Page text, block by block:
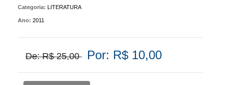
Categoria: LITERATURA
Ano: 2011
De: R$ 25,00 Por: R$ 10,00